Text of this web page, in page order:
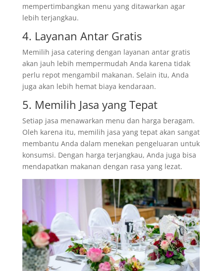
mempertimbangkan menu yang ditawarkan agar
lebih terjangkau.
4. Layanan Antar Gratis
Memilih jasa catering dengan layanan antar gratis
akan jauh lebih mempermudah Anda karena tidak
perlu repot mengambil makanan. Selain itu, Anda
juga akan lebih hemat biaya kendaraan.
5. Memilih Jasa yang Tepat
Setiap jasa menawarkan menu dan harga beragam.
Oleh karena itu, memilih jasa yang tepat akan sangat
membantu Anda dalam menekan pengeluaran untuk
konsumsi. Dengan harga terjangkau, Anda juga bisa
mendapatkan makanan dengan rasa yang lezat.